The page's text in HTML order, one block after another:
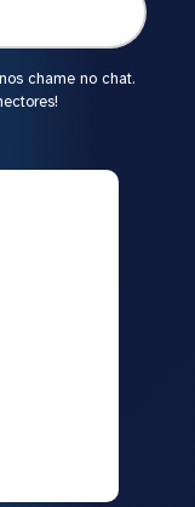
chame no chat.